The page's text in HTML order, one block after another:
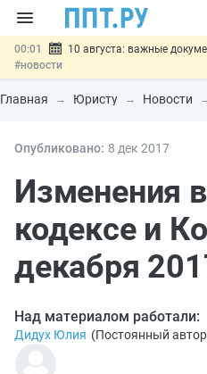
00:01
10 августа: важные
#новости
07.08 Подписан закон о
«Честный знак»#новости
07.08 Госпошлину за устранение
07.08
Разработают
отношений #новости
Главная Юристу Новости
Опубликовано: 8 дек 2017
Изменения
кодексе и
декабря
Над материалом работали:
Дидух Юлия (Постоянный